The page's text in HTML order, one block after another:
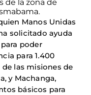
de la zona de
Manos Unidas
solicitado ayuda
poder
para 1.400
las misiones de
y Machanga,
básicos para